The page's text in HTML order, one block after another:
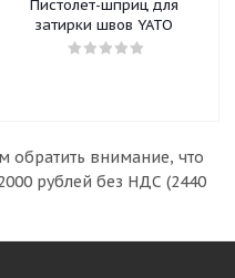
Пистолет-шприц для
затирки швов YATO
обратить внимание, что
рублей без НДС (2440